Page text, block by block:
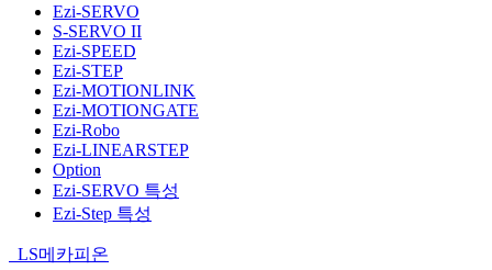
Ezi-SERVO
S-SERVO II
Ezi-SPEED
Ezi-STEP
Ezi-MOTIONLINK
Ezi-MOTIONGATE
Ezi-Robo
Ezi-LINEARSTEP
Option
Ezi-SERVO 특성
Ezi-Step 특성
LS메카피온